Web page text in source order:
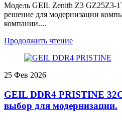
Модель GEIL Zenith Z3 GZ25Z3-
решение для модернизации
компании....
Продолжить чтение
25 Фев 2026
GEIL DDR4 PRISTINE
выбор для модернизации.